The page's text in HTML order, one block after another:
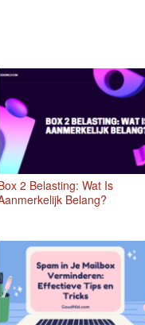
2 Belasting: Wat Is
Belang?